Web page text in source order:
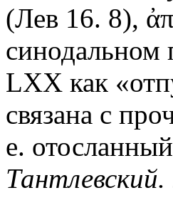
(Лев 16. 8),
синодальном
LXX как
связана с
е.
Тантлевский.